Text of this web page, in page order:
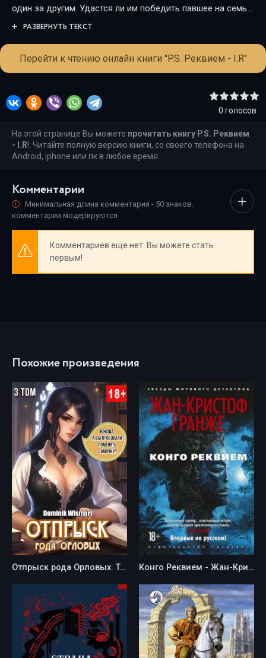
один за другим. Удастся ли им победить павшее на семью
проклятие или Орловы обречены на гибель?
РАЗВЕРНУТЬ ТЕКСТ
Перейти к чтению онлайн книги "P.S. Реквием - I.R"
0 голосов
На этой странице Вы можете прочитать книгу P.S. Реквием
- I.R!. Читайте полную версию книги, со своего телефона на
Android, iphone или пк в любое время.
Комментарии
Минимальная длина комментария - 50 знаков.
комментарии модерируются
Комментариев еще нет. Вы можете стать
первым!
Похожие произведения
Отпрыск рода Орловых. Том 3 - D. Wismurt Конго Реквием - Жан-Кристоф Гранже